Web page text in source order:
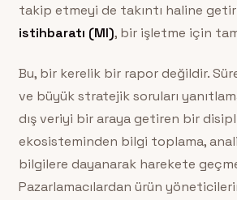
takip etmeyi de takıntı haline
istihbaratı (MI), bir işletme için
Bu, bir kerelik bir rapor değildir.
ve büyük stratejik soruları
dış veriyi bir araya getiren bir
ekosisteminden bilgi toplama,
bilgilere dayanarak harekete
Pazarlamacılardan ürün